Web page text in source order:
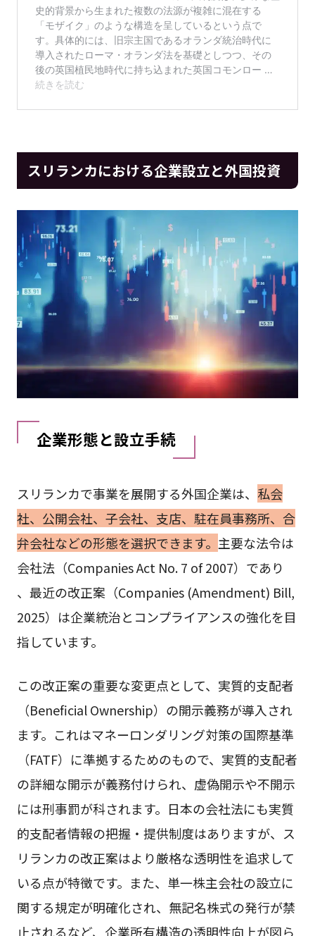
スリランカにおける企業設立と外国投資
企業形態と設立手続
スリランカで事業を展開する外国企業は、 私会
社、公開会社、子会社、支店、駐在員事務所、合
弁会社などの形態を選択できます。 主要な法令は
会社法（Companies Act No. 7 of 2007）であり
、最近の改正案（Companies (Amendment) Bill,
2025）は企業統治とコンプライアンスの強化を目
指しています。
この改正案の重要な変更点として、実質的支配者
（Beneficial Ownership）の開示義務が導入され
ます。これはマネーロンダリング対策の国際基準
（FATF）に準拠するためのもので、実質的支配者
の詳細な開示が義務付けられ、虚偽開示や不開示
には刑事罰が科されます。日本の会社法にも実質
的支配者情報の把握・提供制度はありますが、ス
リランカの改正案はより厳格な透明性を追求して
いる点が特徴です。また、単一株主会社の設立に
関する規定が明確化され、無記名株式の発行が禁
止されるなど、企業所有構造の透明性向上が図ら